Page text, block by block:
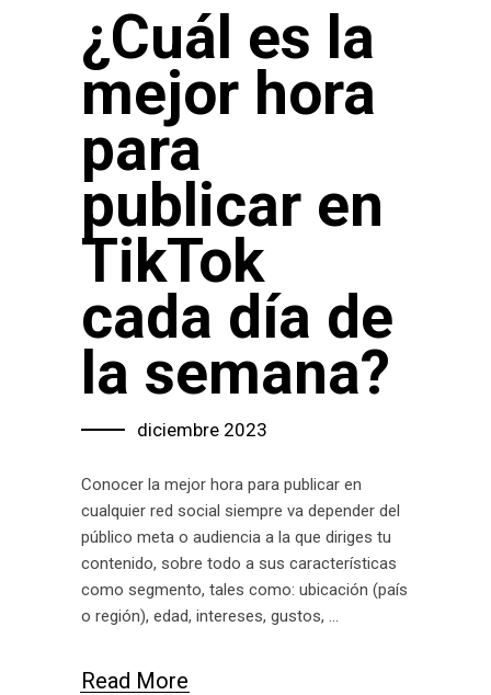
¿Cuál es la
mejor hora
para
publicar en
TikTok
cada día de
la semana?
diciembre 2023
Conocer la mejor hora para publicar en
cualquier red social siempre va depender del
público meta o audiencia a la que diriges tu
contenido, sobre todo a sus características
como segmento, tales como: ubicación (país
o región), edad, intereses, gustos,
Read More